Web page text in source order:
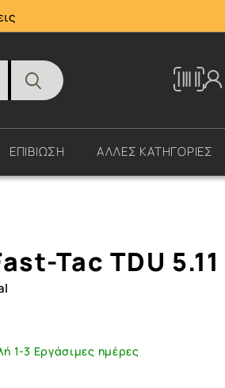
Tracking
Tracking
ΕΠΙΒΙΩΣΗ ΑΛΛΕΣ ΚΑΤΗΓΟΡΙΕΣ
Tac TDU 5.11
1-3 Εργάσιμες ημέρες